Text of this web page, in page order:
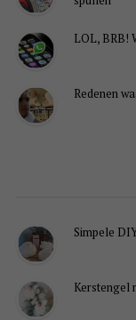
LOL, BRB!
Redenen
Simpele
Kerstengel